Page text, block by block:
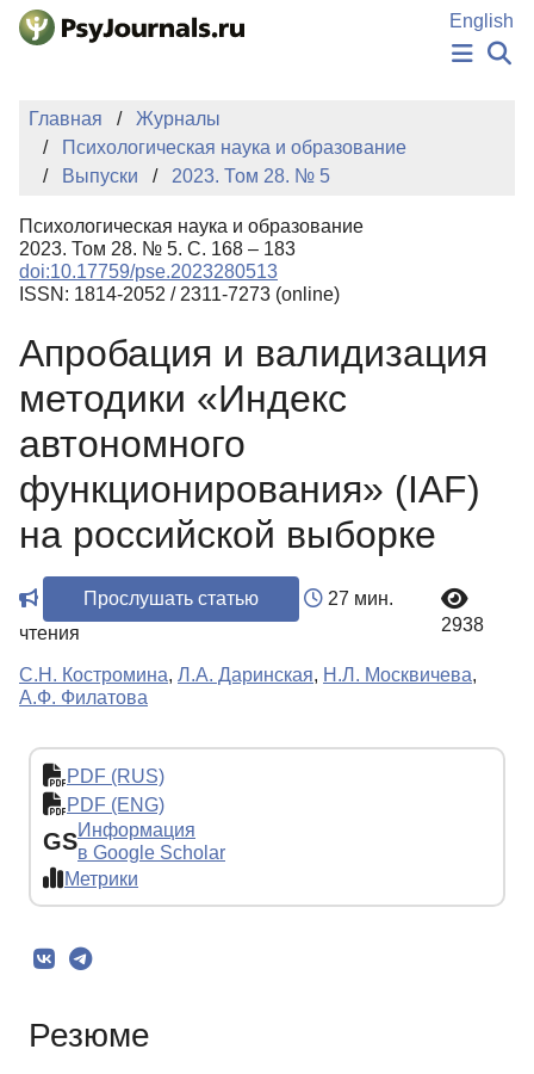
Перейти к основному содержанию
English
НОВОСТИ
ИЗДАНИЯ
АВТОРЫ
БАЗА ЗНАНИЙ
КЛЮЧЕВЫЕ СЛОВА
Регистрация
Главная
Журналы
Психологическая наука и образование
Выпуски
2023. Том 28. № 5
Психологическая наука и образование
2023. Том 28. № 5. С. 168 – 183
doi:10.17759/pse.2023280513
ISSN: 1814-2052 / 2311-7273 (online)
Апробация и валидизация
методики «Индекс
автономного
функционирования» (IAF)
на российской выборке
Прослушать статью
27 мин.
чтения
2938
С.Н. Костромина, Л.А. Даринская, Н.Л. Москвичева,
А.Ф. Филатова
PDF (RUS)
PDF (ENG)
GSИнформация
в Google Scholar
Метрики
Резюме